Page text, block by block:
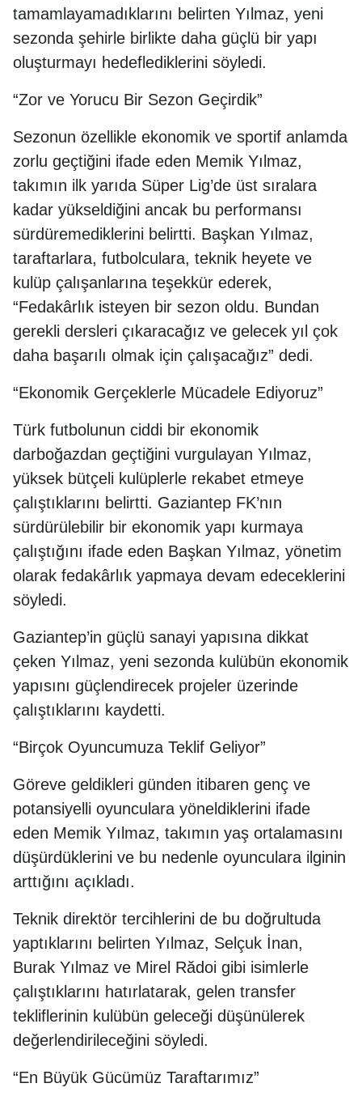
tamamlayamadıklarını belirten Yılmaz, yeni
sezonda şehirle birlikte daha güçlü bir yapı
oluşturmayı hedeflediklerini söyledi.
“Zor ve Yorucu Bir Sezon Geçirdik”
Sezonun özellikle ekonomik ve sportif anlamda
zorlu geçtiğini ifade eden Memik Yılmaz,
takımın ilk yarıda Süper Lig’de üst sıralara
kadar yükseldiğini ancak bu performansı
sürdüremediklerini belirtti. Başkan Yılmaz,
taraftarlara, futbolculara, teknik heyete ve
kulüp çalışanlarına teşekkür ederek,
“Fedakârlık isteyen bir sezon oldu. Bundan
gerekli dersleri çıkaracağız ve gelecek yıl çok
daha başarılı olmak için çalışacağız” dedi.
“Ekonomik Gerçeklerle Mücadele Ediyoruz”
Türk futbolunun ciddi bir ekonomik
darboğazdan geçtiğini vurgulayan Yılmaz,
yüksek bütçeli kulüplerle rekabet etmeye
çalıştıklarını belirtti. Gaziantep FK’nın
sürdürülebilir bir ekonomik yapı kurmaya
çalıştığını ifade eden Başkan Yılmaz, yönetim
olarak fedakârlık yapmaya devam edeceklerini
söyledi.
Gaziantep’in güçlü sanayi yapısına dikkat
çeken Yılmaz, yeni sezonda kulübün ekonomik
yapısını güçlendirecek projeler üzerinde
çalıştıklarını kaydetti.
“Birçok Oyuncumuza Teklif Geliyor”
Göreve geldikleri günden itibaren genç ve
potansiyelli oyunculara yöneldiklerini ifade
eden Memik Yılmaz, takımın yaş ortalamasını
düşürdüklerini ve bu nedenle oyunculara ilginin
arttığını açıkladı.
Teknik direktör tercihlerini de bu doğrultuda
yaptıklarını belirten Yılmaz, Selçuk İnan,
Burak Yılmaz ve Mirel Rădoi gibi isimlerle
çalıştıklarını hatırlatarak, gelen transfer
tekliflerinin kulübün geleceği düşünülerek
değerlendirileceğini söyledi.
“En Büyük Gücümüz Taraftarımız”